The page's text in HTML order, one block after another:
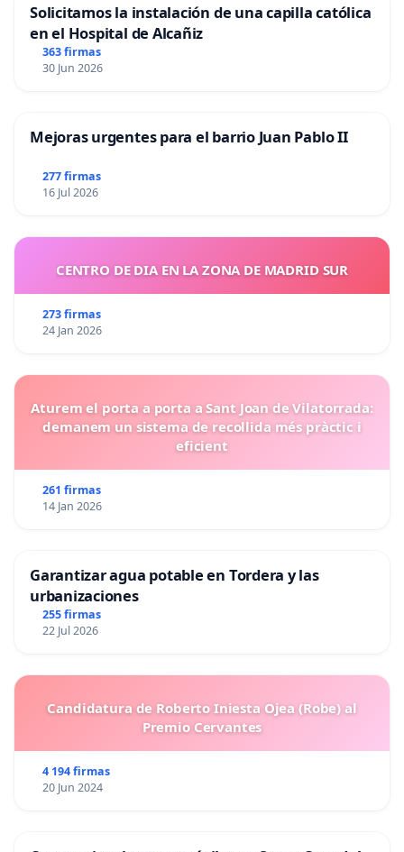
Solicitamos la instalación de una capilla católica
en el Hospital de Alcañiz
363 firmas
30 Jun 2026
Mejoras urgentes para el barrio Juan Pablo II
277 firmas
16 Jul 2026
CENTRO DE DIA EN LA ZONA DE MADRID SUR
273 firmas
24 Jan 2026
Aturem el porta a porta a Sant Joan de Vilatorrada:
demanem un sistema de recollida més pràctic i
eficient
261 firmas
14 Jan 2026
Garantizar agua potable en Tordera y las
urbanizaciones
255 firmas
22 Jul 2026
Candidatura de Roberto Iniesta Ojea (Robe) al
Premio Cervantes
4 194 firmas
20 Jun 2024